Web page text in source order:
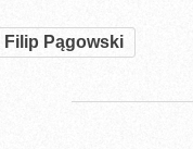
Filip Pągowski